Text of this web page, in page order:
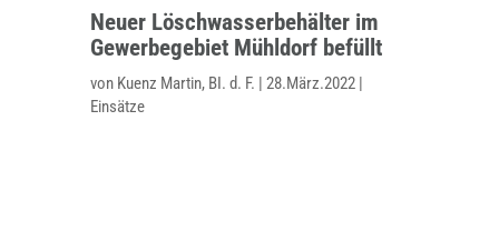
Neuer Löschwasserbehälter im
Gewerbegebiet Mühldorf befüllt
von Kuenz Martin, BI. d. F. | 28.März.2022|
Einsätze